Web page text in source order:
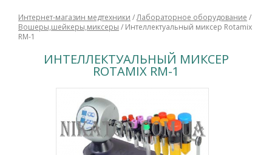
Интернет-магазин медтехники /Лабораторное оборудование /
Вошеры,шейкеры,миксеры / Интеллектуальный миксер Rotamix
RM-1
ИНТЕЛЛЕКТУАЛЬНЫЙ МИКСЕР
ROTAMIX RM-1